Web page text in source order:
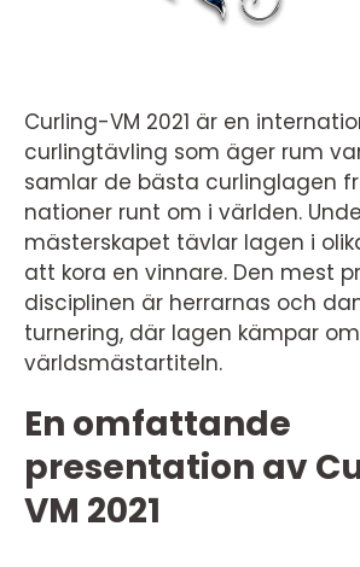
Curling-VM 2021 är en
curlingtävling som äger rum
samlar de bästa curlinglagen
nationer runt om i världen.
mästerskapet tävlar lagen i
att kora en vinnare. Den mest
disciplinen är herrarnas och
turnering, där lagen kämpar om
världsmästartiteln.
En omfattande
presentation av
VM 2021